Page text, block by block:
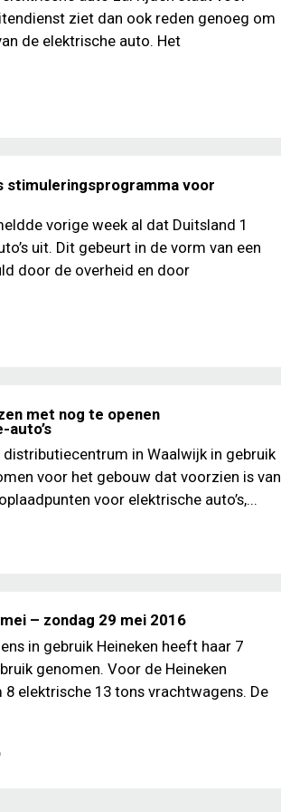
ziet dan ook reden genoeg om
de elektrische auto. Het
stimuleringsprogramma voor
vorige week al dat Duitsland 1
uit. Dit gebeurt in de vorm van een
door de overheid en door
met nog te openen
in Waalwijk in gebruik
voor het gebouw dat voorzien is van
voor elektrische auto’s,...
– zondag 29 mei 2016
in gebruik Heineken heeft haar 7
genomen. Voor de Heineken
elektrische 13 tons vrachtwagens. De